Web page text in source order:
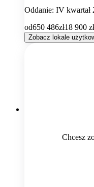
Oddanie: IV kwartał
od650 486zł18 900
Zobacz lokale
Chcesz